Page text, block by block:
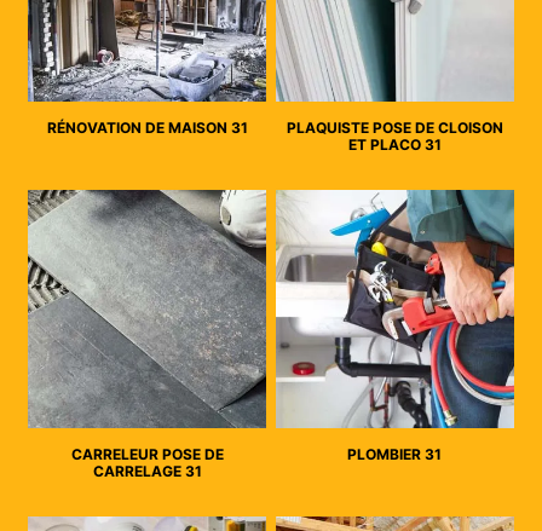
RÉNOVATION DE MAISON 31
PLAQUISTE POSE DE CLOISON
ET PLACO 31
CARRELEUR POSE DE
CARRELAGE 31
PLOMBIER 31